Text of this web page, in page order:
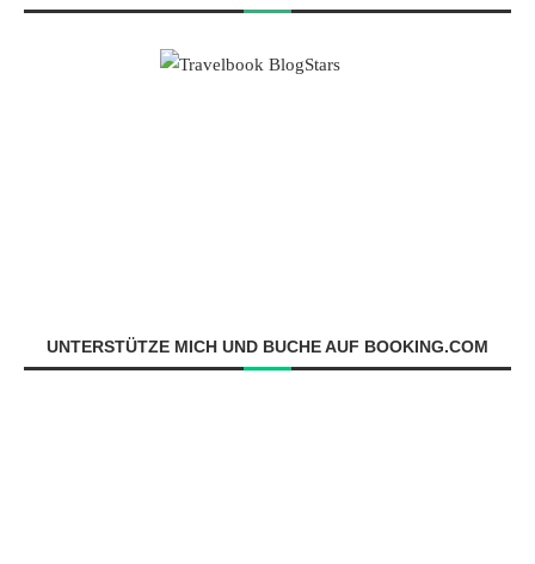
UNTERSTÜTZE MICH UND BUCHE AUF BOOKING.COM